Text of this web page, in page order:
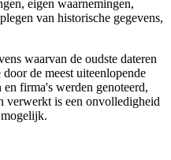
eigen waarnemingen,
van historische gegevens,
waarvan de oudste dateren
de meest uiteenlopende
firma's werden genoteerd,
verwerkt is een onvolledigheid